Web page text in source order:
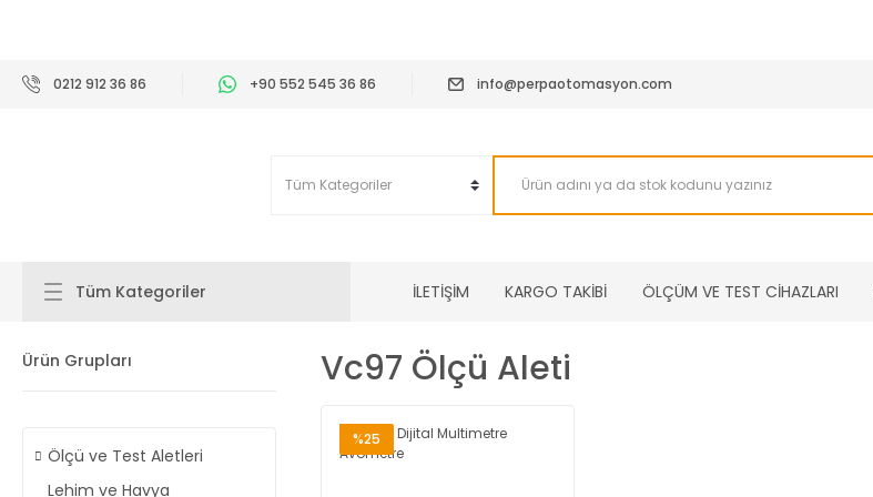
0212 912 36 86 +90 552 545 36 86 info@perpaotomasyon.com
Tüm Kategoriler İLETİŞİM KARGO TAKİBİ ÖLÇÜM VE TEST CİHAZLARI
Ürün Grupları
Ölçü ve Test Aletleri
Lehim ve Havya
Vc97 Ölçü Aleti
%25